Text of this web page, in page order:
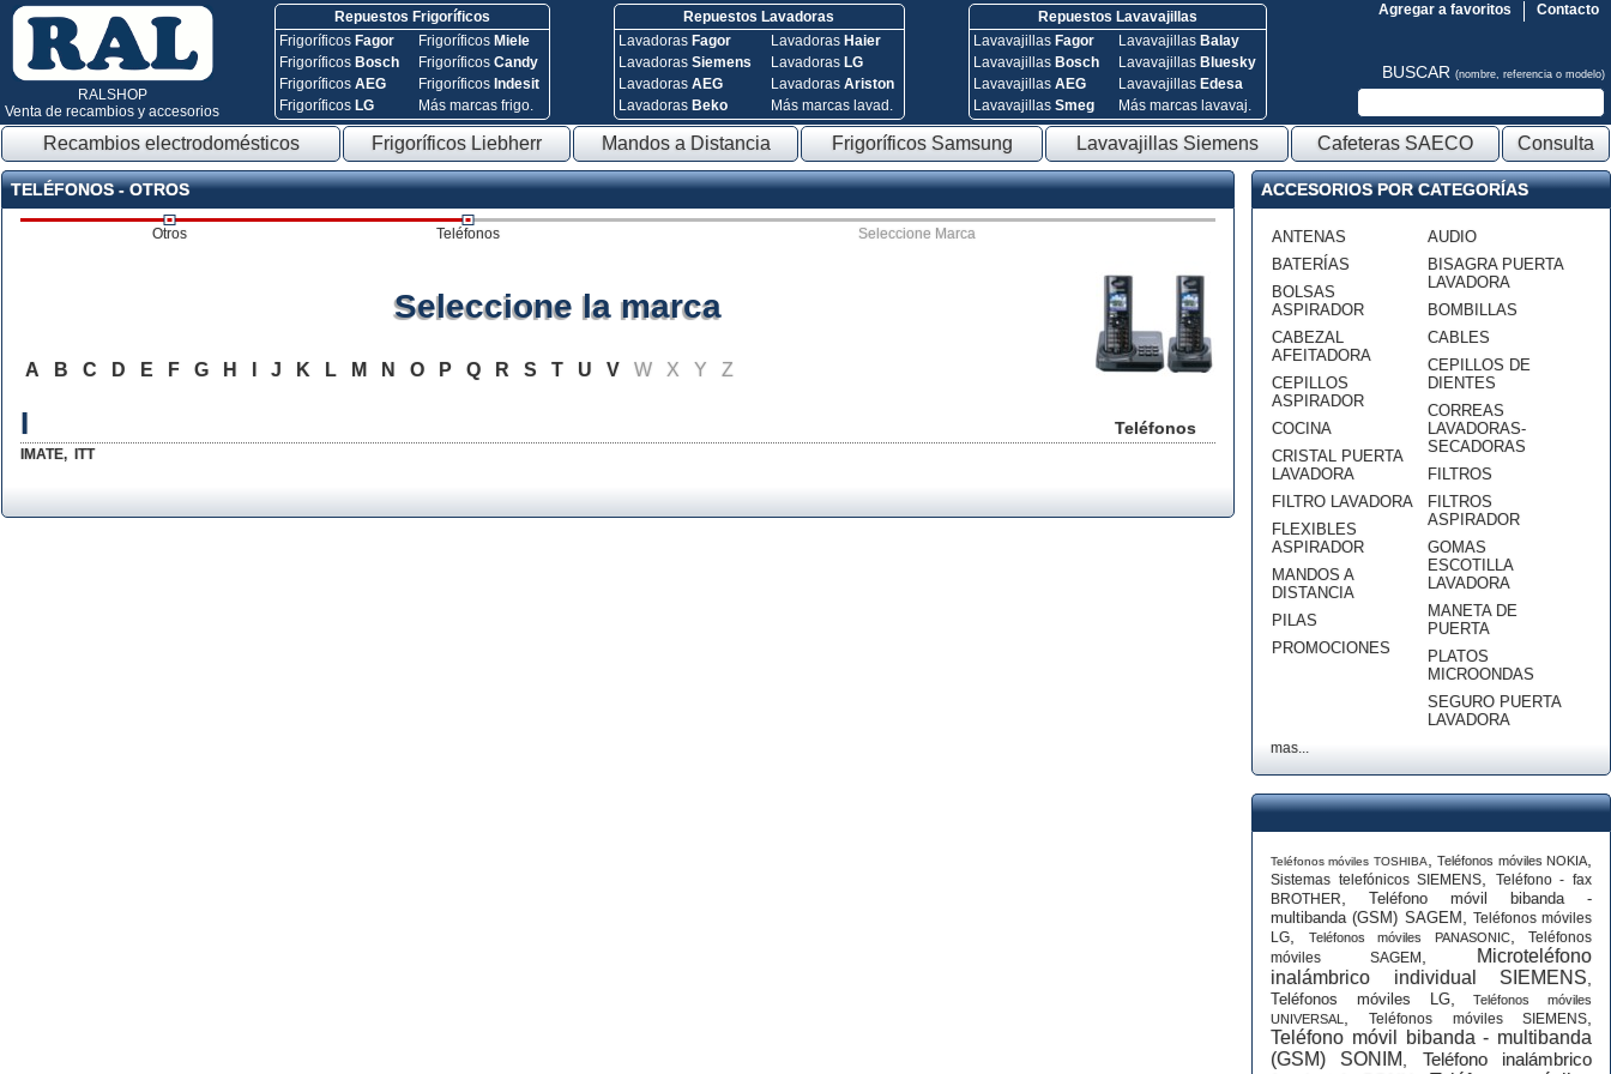
RALSHOP
Venta de recambios y accesorios
Repuestos Frigoríficos
Frigoríficos Fagor
Frigoríficos Bosch
FrigoríficosAEG
Frigoríficos LG
Frigoríficos Miele
FrigoríficosCandy
Frigoríficos Indesit
Más marcas frigo.
Repuestos Lavadoras
Lavadoras Fagor
Lavadoras Siemens
Lavadoras AEG
Lavadoras Beko
Lavadoras Haier
Lavadoras LG
Lavadoras Ariston
Más marcas lavad.
Repuestos Lavavajillas
Lavavajillas Fagor
Lavavajillas Bosch
Lavavajillas AEG
Lavavajillas Smeg
Lavavajillas Balay
Lavavajillas Bluesky
Lavavajillas Edesa
Más marcas lavavaj.
Contacto
Agregar a favoritos
BUSCAR (nombre, referencia o modelo)
Recambios electrodomésticos Frigoríficos Liebherr Mandos a Distancia Frigoríficos Samsung Lavavajillas Siemens Cafeteras SAECO Consulta
TELÉFONOS - OTROS
Otros Teléfonos Seleccione Marca
Teléfonos
Seleccione la marca
A B C D E F G H J K L M N O P Q R S T U V W X Y Z
I
IMATE, ITT
ACCESORIOS POR CATEGORÍAS
ANTENAS
BATERÍAS
BOLSAS
ASPIRADOR
CABEZAL
AFEITADORA
CEPILLOS
ASPIRADOR
COCINA
CRISTAL PUERTA
LAVADORA
FILTRO LAVADORA
FLEXIBLES
ASPIRADOR
MANDOS A
DISTANCIA
PILAS
PROMOCIONES
AUDIO
BISAGRA PUERTA
LAVADORA
BOMBILLAS
CABLES
CEPILLOS DE
DIENTES
CORREAS
LAVADORAS-
SECADORAS
FILTROS
FILTROS
ASPIRADOR
GOMAS
ESCOTILLA
LAVADORA
MANETA DE
PUERTA
PLATOS
MICROONDAS
SEGURO PUERTA
LAVADORA
mas...
Teléfonos móviles TOSHIBA,Teléfonos móviles NOKIA
Sistemas telefónicos SIEMENS
Teléfono - fax
BROTHER
Teléfono móvil bibanda -
multibanda (GSM) SAGEM
Teléfonos móviles
LG
Teléfonos móviles PANASONIC, Teléfonos
móviles SAGEM
Microteléfono
inalámbrico individual SIEMENS
Teléfonos móviles LG,Teléfonos móviles
UNIVERSAL
,Teléfonos móviles SIEMENS
Teléfono móvil bibanda - multibanda
(GSM) SONIM
Teléfono inalámbrico